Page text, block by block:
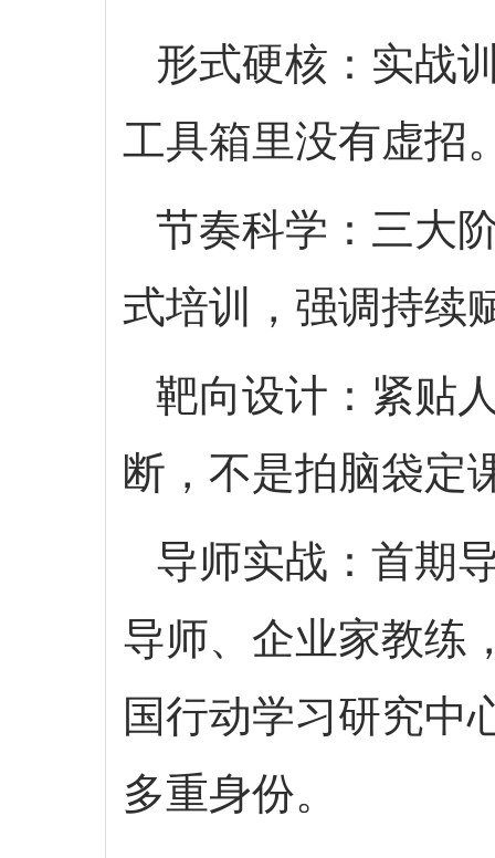
形式硬核：实战
工具箱里没有虚招
节奏科学：三大
式培训，强调持续
靶向设计：紧贴
断，不是拍脑袋定
导师实战：首期
导师、企业家教练
国行动学习研究中
多重身份。